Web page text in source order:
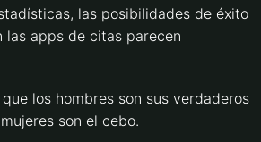
las posibilidades de éxito
las apps de citas parecen
los hombres son sus verdaderos
son el cebo.